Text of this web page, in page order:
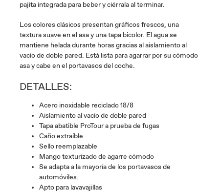
pajita integrada para beber y ciérrala al terminar.
Los colores clásicos presentan gráficos frescos, una
textura suave en el asa y una tapa bicolor. El agua se
mantiene helada durante horas gracias al aislamiento al
vacío de doble pared. Está lista para agarrar por su cómodo
asa y cabe en el portavasos del coche.
DETALLES:
Acero inoxidable reciclado 18/8
Aislamiento al vacío de doble pared
Tapa abatible ProTour a prueba de fugas
Caño extraíble
Sello reemplazable
Mango texturizado de agarre cómodo
Se adapta a la mayoría de los portavasos de
automóviles.
Apto para lavavajillas